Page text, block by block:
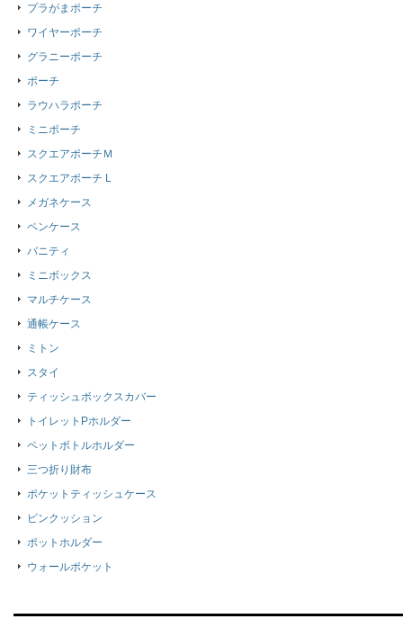
プラがまポーチ
ワイヤーポーチ
グラニーポーチ
ポーチ
ラウハラポーチ
ミニポーチ
スクエアポーチＭ
スクエアポーチ L
メガネケース
ペンケース
バニティ
ミニボックス
マルチケース
通帳ケース
ミトン
スタイ
ティッシュボックスカバー
トイレットPホルダー
ペットボトルホルダー
三つ折り財布
ポケットティッシュケース
ピンクッション
ポットホルダー
ウォールポケット